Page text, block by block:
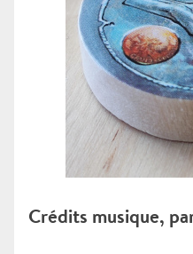
Crédits musique,